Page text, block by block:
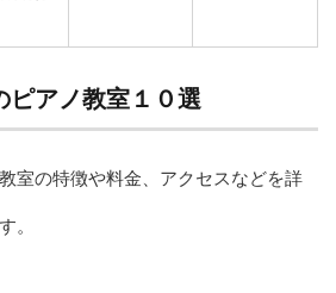
ピアノ教室１０選
室の特徴や料金、アクセスなどを詳
。